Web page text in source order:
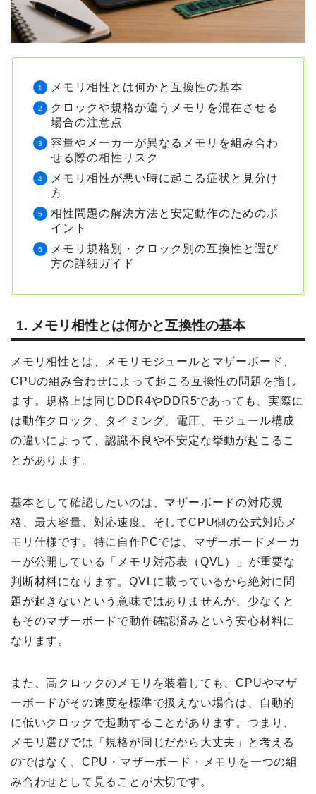
メモリ相性とは何かと互換性の基本
クロックや規格が違うメモリを混在させる
場合の注意点
容量やメーカーが異なるメモリを組み合わ
せる際の相性リスク
メモリ相性が悪い時に起こる症状と見分け
方
相性問題の解決方法と安定動作のためのポ
イント
メモリ規格別・クロック別の互換性と選び
方の詳細ガイド
1. メモリ相性とは何かと互換性の基本
メモリ相性とは、メモリモジュールとマザーボード、
CPUの組み合わせによって起こる互換性の問題を指し
ます。規格上は同じDDR4やDDR5であっても、実際に
は動作クロック、タイミング、電圧、モジュール構成
の違いによって、認識不良や不安定な挙動が起こるこ
とがあります。
基本として確認したいのは、マザーボードの対応規
格、最大容量、対応速度、そしてCPU側の公式対応メ
モリ仕様です。特に自作PCでは、マザーボードメーカ
ーが公開している「メモリ対応表（QVL）」が重要な
判断材料になります。QVLに載っているから絶対に問
題が起きないという意味ではありませんが、少なくと
もそのマザーボードで動作確認済みという安心材料に
なります。
また、高クロックのメモリを装着しても、CPUやマザ
ーボードがその速度を標準で扱えない場合は、自動的
に低いクロックで起動することがあります。つまり、
メモリ選びでは「規格が同じだから大丈夫」と考える
のではなく、CPU・マザーボード・メモリを一つの組
み合わせとして見ることが大切です。